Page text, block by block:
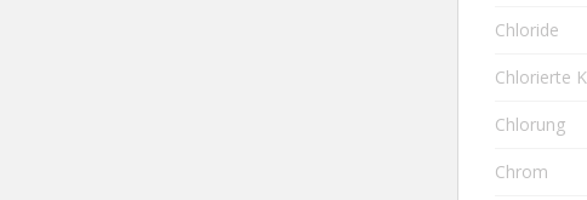
Chloride
Chlorierte
Chlorung
Chrom